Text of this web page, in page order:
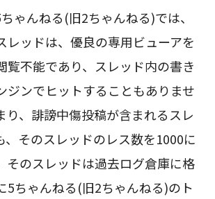
ゃんねる(旧2ちゃんねる)では、
レッドは、優良の専用ビューアを
覧不能であり、スレッド内の書き
ジンでヒットすることもありませ
り、誹謗中傷投稿が含まれるスレ
、そのスレッドのレス数を1000に
そのスレッドは過去ログ倉庫に格
5ちゃんねる(旧2ちゃんねる)のト